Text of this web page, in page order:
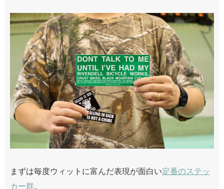
まずは毎度ウィットに富んだ表現が面白い定番のステッ
カー群。